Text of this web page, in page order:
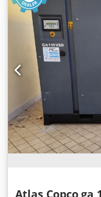
Atlas Copcoga